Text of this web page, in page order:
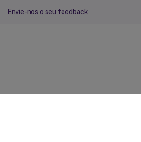
Envie-nos o seu feedback